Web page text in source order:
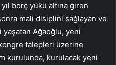
borç yükü altına giren
mali disiplini sağlayan ve
Ağaoğlu, yeni
talepleri üzerine
kurulunda, kurulacak yeni